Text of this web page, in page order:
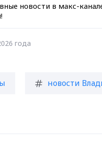
новости в макс-
года
новости